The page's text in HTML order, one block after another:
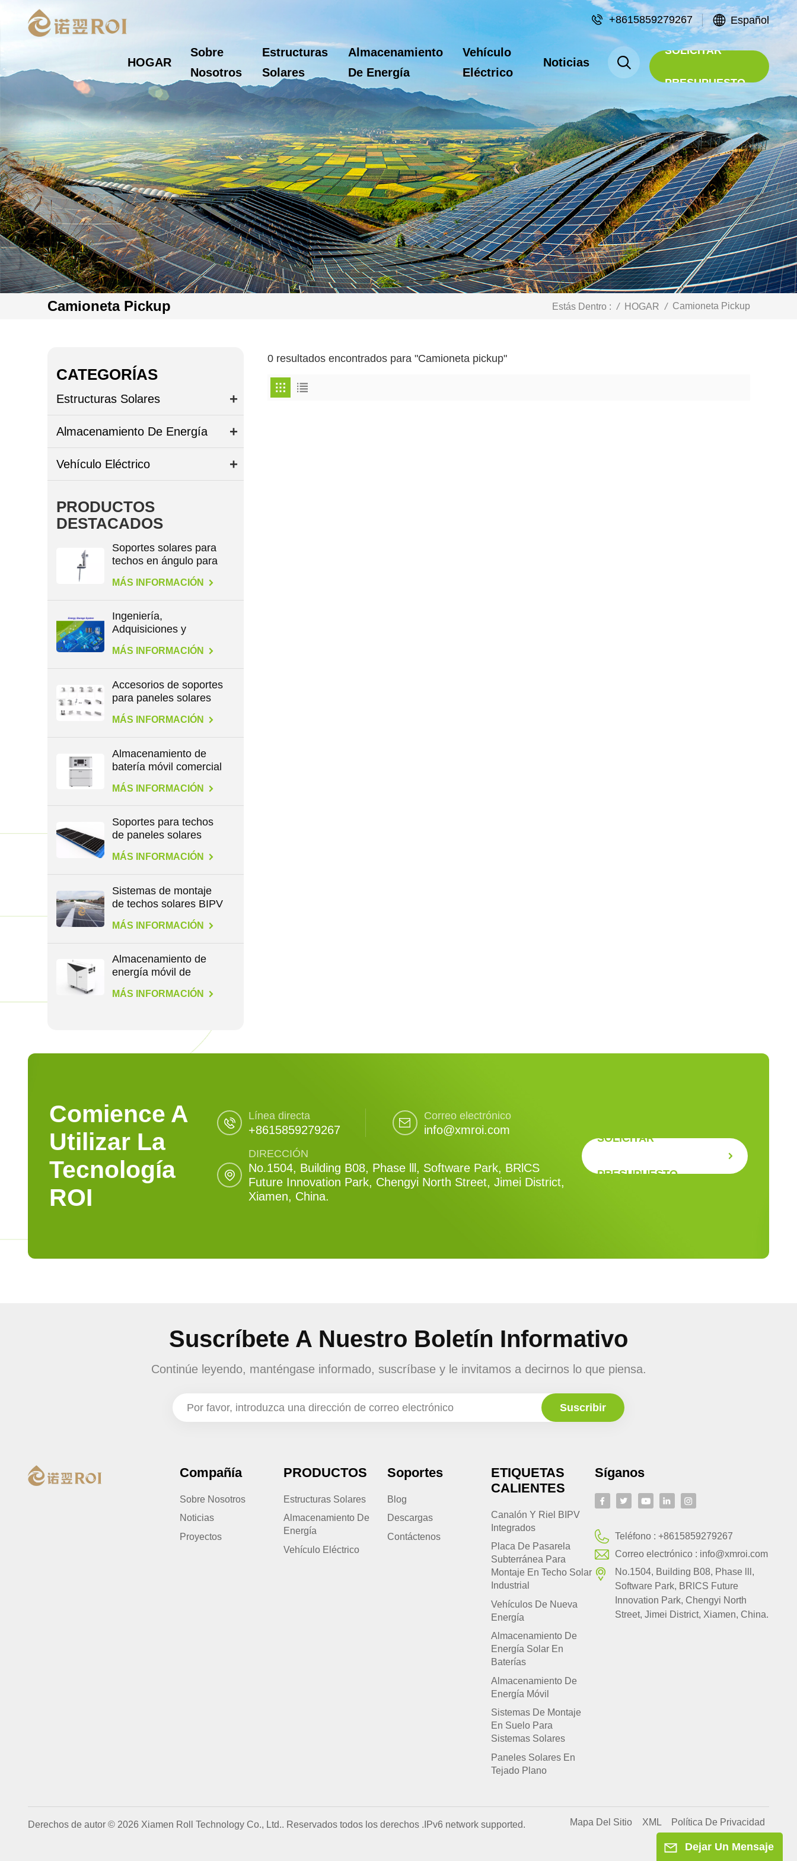
+8615859279267 Español
HOGAR
Sobre
Nosotros
Estructuras
Solares
Almacenamiento
De Energía
Vehículo
Eléctrico
Noticias
SOLICITAR
PRESUPUESTO
Camioneta Pickup Estás Dentro : / HOGAR / Camioneta Pickup
0 resultados encontrados para "Camioneta pickup"
CATEGORÍAS
Estructuras Solares
Almacenamiento De Energía
Vehículo Eléctrico
PRODUCTOS
DESTACADOS
Soportes solares para
techos en ángulo para
patas en L
MÁS INFORMACIÓN
Ingeniería,
Adquisiciones y
Construcción en
Energía
MÁS INFORMACIÓN
Accesorios de soportes
para paneles solares
para todo tipo de
techos
MÁS INFORMACIÓN
Almacenamiento de
batería móvil comercial
de gran capacidad de
2,3 kWh
MÁS INFORMACIÓN
Soportes para techos
de paneles solares
para todo tipo de
techos
MÁS INFORMACIÓN
Sistemas de montaje
de techos solares BIPV
MÁS INFORMACIÓN
Almacenamiento de
energía móvil de
1,1/4,6/14,3 kWh
MÁS INFORMACIÓN
Comience A
Utilizar La
Tecnología
ROI
Línea directa
+8615859279267
Correo electrónico
info@xmroi.com
DIRECCIÓN
No.1504, Building B08, Phase lll, Software Park, BRlCS
Future Innovation Park, Chengyi North Street, Jimei District,
Xiamen, China.
SOLICITAR
PRESUPUESTO
Suscríbete A Nuestro Boletín Informativo
Continúe leyendo, manténgase informado, suscríbase y le invitamos a decirnos lo que piensa.
Compañía
Sobre Nosotros
Noticias
Proyectos
PRODUCTOS
Estructuras Solares
Almacenamiento De
Energía
Vehículo Eléctrico
Soportes
Blog
Descargas
Contáctenos
ETIQUETAS
CALIENTES
Canalón Y Riel BIPV
Integrados
Placa De Pasarela
Subterránea Para
Montaje En Techo Solar
Industrial
Vehículos De Nueva
Energía
Almacenamiento De
Energía Solar En
Baterías
Almacenamiento De
Energía Móvil
Sistemas De Montaje
En Suelo Para
Sistemas Solares
Paneles Solares En
Tejado Plano
Síganos
Teléfono :+8615859279267
Correo electrónico : info@xmroi.com
No.1504, Building B08, Phase lll,
Software Park, BRlCS Future
Innovation Park, Chengyi North
Street, Jimei District, Xiamen, China.
Derechos de autor © 2026 Xiamen Roll Technology Co., Ltd.. Reservados todos los derechos . IPv6 network supported. Mapa Del Sitio XML Política De Privacidad
Dejar Un Mensaje